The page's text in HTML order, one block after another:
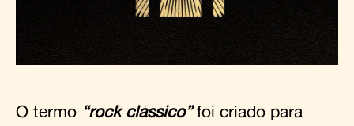
O termo “rock clássico”foi criado para